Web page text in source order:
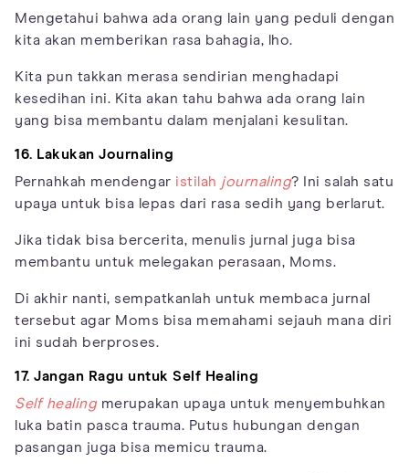
Mengetahui bahwa ada orang lain yang peduli dengan
kita akan memberikan rasa bahagia, lho.
Kita pun takkan merasa sendirian menghadapi
kesedihan ini. Kita akan tahu bahwa ada orang lain
yang bisa membantu dalam menjalani kesulitan.
16. Lakukan Journaling
Pernahkah mendengar istilah journaling? Ini salah satu
upaya untuk bisa lepas dari rasa sedih yang berlarut.
Jika tidak bisa bercerita, menulis jurnal juga bisa
membantu untuk melegakan perasaan, Moms.
Di akhir nanti, sempatkanlah untuk membaca jurnal
tersebut agar Moms bisa memahami sejauh mana diri
ini sudah berproses.
17. Jangan Ragu untuk Self Healing
Self healingmerupakan upaya untuk menyembuhkan
luka batin pasca trauma. Putus hubungan dengan
pasangan juga bisa memicu trauma.